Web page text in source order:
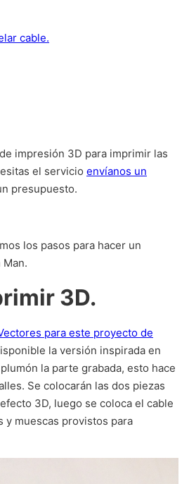
cable.
impresión 3D para imprimir las
el servicio envíanos un
presupuesto.
los pasos para hacer un
3D.
para este proyecto de
la versión inspirada en
la parte grabada, esto hace
Se colocarán las dos piezas
3D, luego se coloca el cable
y muescas provistos para